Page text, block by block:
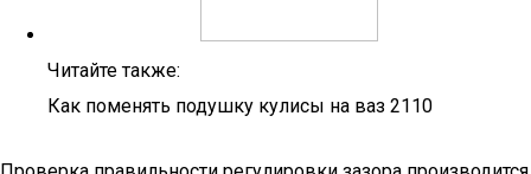
Читайте также:
Как поменять подушку кулисы на ваз 2110